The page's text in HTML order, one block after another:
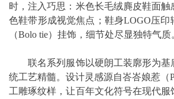
时，注入巧思：米色长毛绒麂皮鞋面
色鞋带形成视觉焦点；鞋身LOGO压印
（Bolo tie）挂饰，细节处尽显独特气质
联名系列服饰以硬朗工装廓形为基
统工艺精髓。设计灵感源自峇峇娘惹（
工雕琢纹样，让百年文化符号在现代